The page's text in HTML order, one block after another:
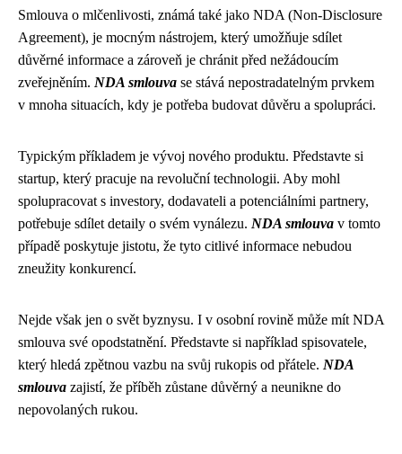
Smlouva o mlčenlivosti, známá také jako NDA (Non-Disclosure
Agreement), je mocným nástrojem, který umožňuje sdílet
důvěrné informace a zároveň je chránit před nežádoucím
zveřejněním. NDA smlouva se stává nepostradatelným prvkem
v mnoha situacích, kdy je potřeba budovat důvěru a spolupráci.
Typickým příkladem je vývoj nového produktu. Představte si
startup, který pracuje na revoluční technologii. Aby mohl
spolupracovat s investory, dodavateli a potenciálními partnery,
potřebuje sdílet detaily o svém vynálezu. NDA smlouva v tomto
případě poskytuje jistotu, že tyto citlivé informace nebudou
zneužity konkurencí.
Nejde však jen o svět byznysu. I v osobní rovině může mít NDA
smlouva své opodstatnění. Představte si například spisovatele,
který hledá zpětnou vazbu na svůj rukopis od přátele. NDA
smlouva zajistí, že příběh zůstane důvěrný a neunikne do
nepovolaných rukou.